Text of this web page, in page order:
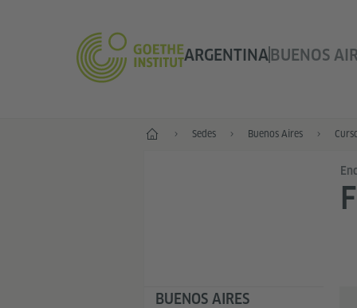
ARGENTINABUENOS
Inicio Sedes Buenos Aires
BUENOS AIRES